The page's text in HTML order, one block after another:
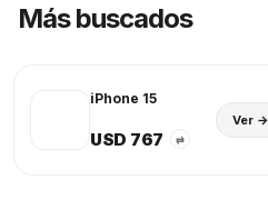
Más buscados
iPhone 15
USD 767 ⇄
Ver →